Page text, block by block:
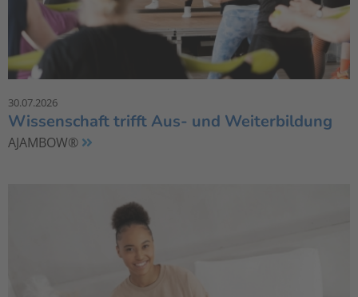
30.07.2026
Wissenschaft trifft Aus- und Weiterbildung
AJAMBOW®